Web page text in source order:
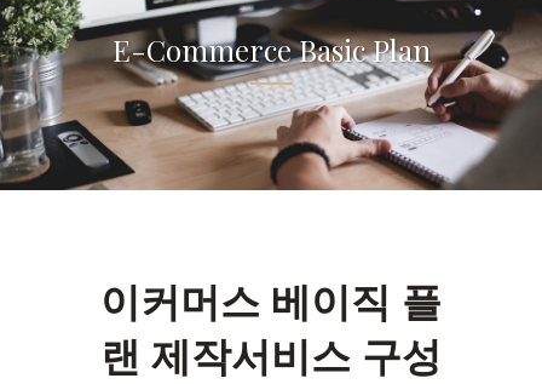
E-Commerce Basic Plan
이커머스 베이직 플
랜 제작서비스 구성